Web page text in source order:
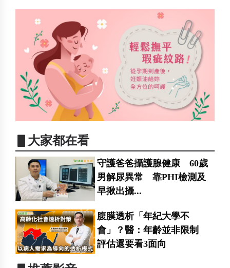
▋大家都在看
守護爸爸攝護腺健康 60歲
男解尿異常 靠PHI檢測及
早揪出攝...
腹膜透析「年紀大學不
會」？醫：年齡並非限制
評估還要看3面向